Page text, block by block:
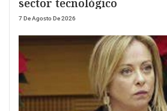
sector tecnológico
7 De Agosto De 2026